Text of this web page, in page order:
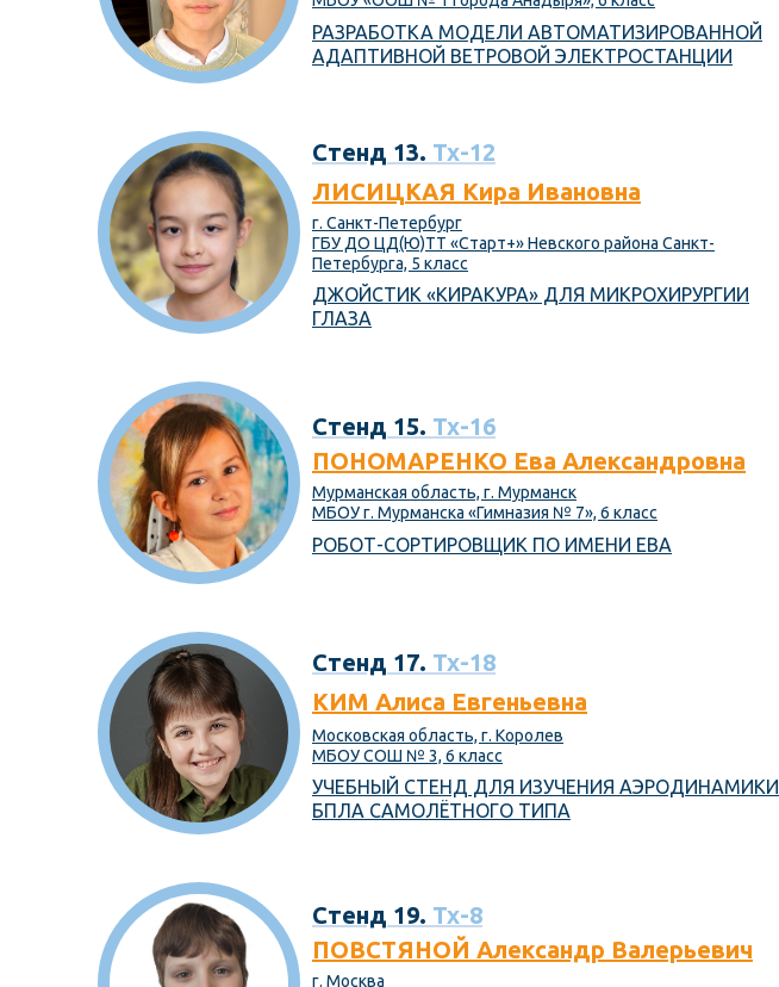
РАЗРАБОТКА МОДЕЛИ АВТОМАТИЗИРОВАННОЙ
АДАПТИВНОЙ ВЕТРОВОЙ ЭЛЕКТРОСТАНЦИИ
г. Санкт-Петербург
ГБУ ДО ЦД(Ю)ТТ «Старт+» Невского района Санкт-
Петербурга, 5 класс
ДЖОЙСТИК «КИРАКУРА» ДЛЯ МИКРОХИРУРГИИ
ГЛАЗА
ЛИСИЦКАЯ Кира Ивановна
Стенд 13. Тх-12
Мурманская область, г. Мурманск
МБОУ г. Мурманска «Гимназия № 7», 6 класс
РОБОТ-СОРТИРОВЩИК ПО ИМЕНИ ЕВА
ПОНОМАРЕНКО Ева Александровна
Стенд 15. Тх-16
Московская область, г. Королев
МБОУ СОШ № 3, 6 класс
УЧЕБНЫЙ СТЕНД ДЛЯ ИЗУЧЕНИЯ АЭРОДИНАМИКИ
БПЛА САМОЛЁТНОГО ТИПА
КИМ Алиса Евгеньевна
Стенд 17. Тх-18
г. Москва
ПОВСТЯНОЙ Александр Валерьевич
Стенд 19. Тх-8